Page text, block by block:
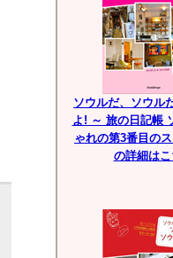
ソウルだ、ソウル
よ! ～ 旅の日記帳
ゃれの第3番目の
の詳細はこ